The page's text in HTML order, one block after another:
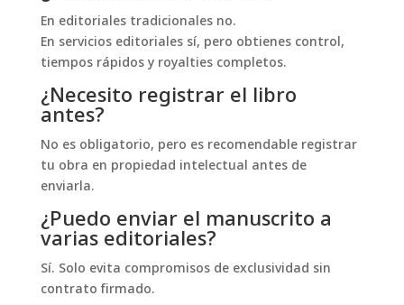
En editoriales tradicionales no.
En servicios editoriales sí, pero obtienes control,
tiempos rápidos y royalties completos.
¿Necesito registrar el libro
antes?
No es obligatorio, pero es recomendable registrar
tu obra en propiedad intelectual antes de
enviarla.
¿Puedo enviar el manuscrito a
varias editoriales?
Sí. Solo evita compromisos de exclusividad sin
contrato firmado.